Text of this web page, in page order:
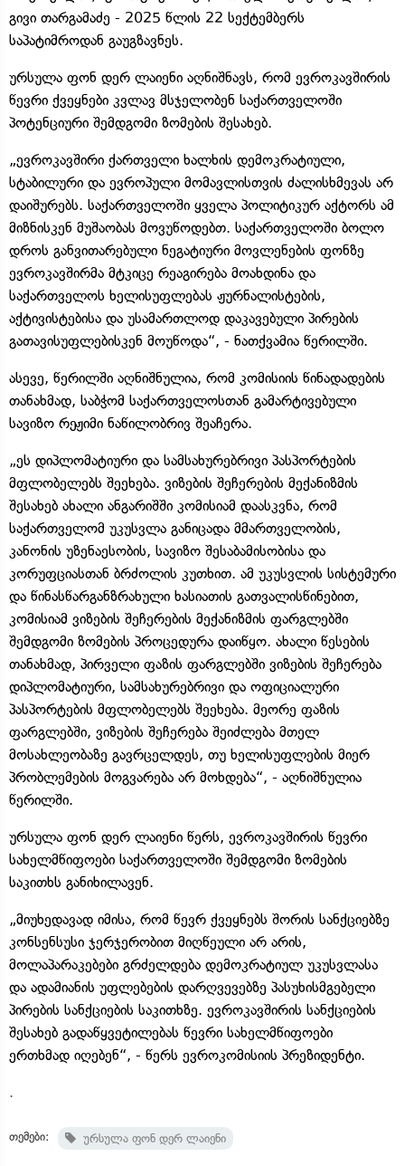
გივი თარგამაძე - 2025 წლის 22 სექტემბერს
საპატიმროდან გაუგზავნეს.
ურსულა ფონ დერ ლაიენი აღნიშნავს, რომ ევროკავშირის
წევრი ქვეყნები კვლავ მსჯელობენ საქართველოში
პოტენციური შემდგომი ზომების შესახებ.
„ევროკავშირი ქართველი ხალხის დემოკრატიული,
სტაბილური და ევროპული მომავლისთვის ძალისხმევას არ
დაიშურებს. საქართველოში ყველა პოლიტიკურ აქტორს ამ
მიზნისკენ მუშაობას მოვუწოდებთ. საქართველოში ბოლო
დროს განვითარებული ნეგატიური მოვლენების ფონზე
ევროკავშირმა მტკიცე რეაგირება მოახდინა და
საქართველოს ხელისუფლებას ჟურნალისტების,
აქტივისტებისა და უსამართლოდ დაკავებული პირების
გათავისუფლებისკენ მოუწოდა“, - ნათქვამია წერილში.
ასევე, წერილში აღნიშნულია, რომ კომისიის წინადადების
თანახმად, საბჭომ საქართველოსთან გამარტივებული
სავიზო რეჟიმი ნაწილობრივ შეაჩერა.
„ეს დიპლომატიური და სამსახურებრივი პასპორტების
მფლობელებს შეეხება. ვიზების შეჩერების მექანიზმის
შესახებ ახალი ანგარიშში კომისიამ დაასკვნა, რომ
საქართველომ უკუსვლა განიცადა მმართველობის,
კანონის უზენაესობის, სავიზო შესაბამისობისა და
კორუფციასთან ბრძოლის კუთხით. ამ უკუსვლის სისტემური
და წინასწარგანზრახული ხასიათის გათვალისწინებით,
კომისიამ ვიზების შეჩერების მექანიზმის ფარგლებში
შემდგომი ზომების პროცედურა დაიწყო. ახალი წესების
თანახმად, პირველი ფაზის ფარგლებში ვიზების შეჩერება
დიპლომატიური, სამსახურებრივი და ოფიციალური
პასპორტების მფლობელებს შეეხება. მეორე ფაზის
ფარგლებში, ვიზების შეჩერება შეიძლება მთელ
მოსახლეობაზე გავრცელდეს, თუ ხელისუფლების მიერ
პრობლემების მოგვარება არ მოხდება“, - აღნიშნულია
წერილში.
ურსულა ფონ დერ ლაიენი წერს, ევროკავშირის წევრი
სახელმწიფოები საქართველოში შემდგომი ზომების
საკითხს განიხილავენ.
„მიუხედავად იმისა, რომ წევრ ქვეყნებს შორის სანქციებზე
კონსენსუსი ჯერჯერობით მიღწეული არ არის,
მოლაპარაკებები გრძელდება დემოკრატიულ უკუსვლასა
და ადამიანის უფლებების დარღვევებზე პასუხისმგებელი
პირების სანქციების საკითხზე. ევროკავშირის სანქციების
შესახებ გადაწყვეტილებას წევრი სახელმწიფოები
ერთხმად იღებენ“, - წერს ევროკომისიის პრეზიდენტი.
.
თემები: ურსულა ფონ დერ ლაიენი